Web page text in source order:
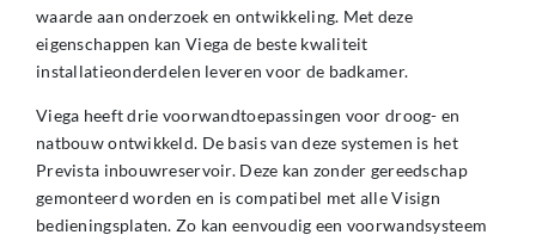
waarde aan onderzoek en ontwikkeling. Met deze
eigenschappen kan Viega de beste kwaliteit
installatieonderdelen leveren voor de badkamer.
Viega heeft drie voorwandtoepassingen voor droog- en
natbouw ontwikkeld. De basis van deze systemen is het
Prevista inbouwreservoir. Deze kan zonder gereedschap
gemonteerd worden en is compatibel met alle Visign
bedieningsplaten. Zo kan eenvoudig een voorwandsysteem